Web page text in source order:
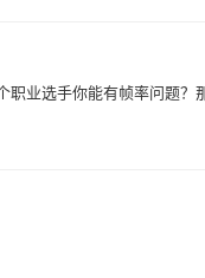
职业选手你能有帧率问题？